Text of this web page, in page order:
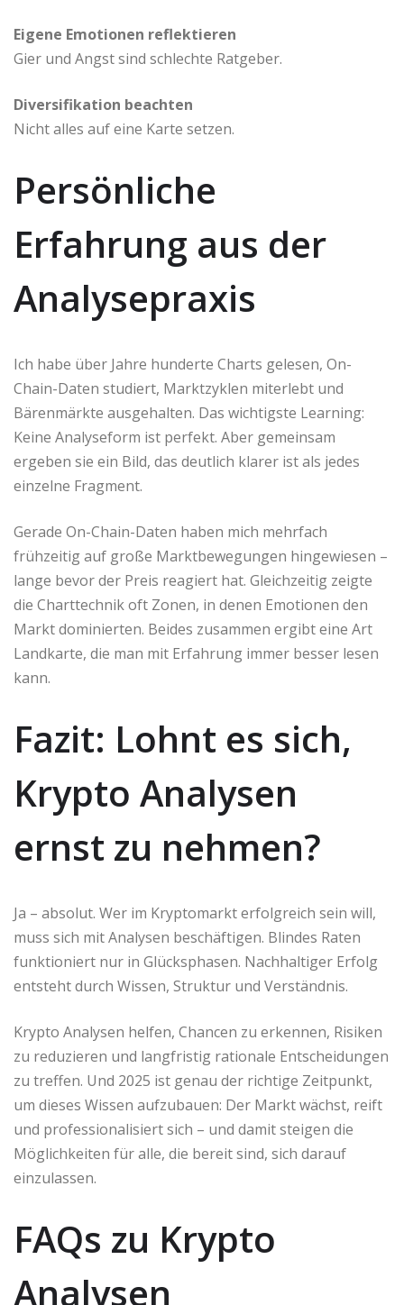
Eigene Emotionen reflektieren
Gier und Angst sind schlechte Ratgeber.
Diversifikation beachten
Nicht alles auf eine Karte setzen.
Persönliche
Erfahrung aus der
Analysepraxis
Ich habe über Jahre hunderte Charts gelesen, On-
Chain-Daten studiert, Marktzyklen miterlebt und
Bärenmärkte ausgehalten. Das wichtigste Learning:
Keine Analyseform ist perfekt. Aber gemeinsam
ergeben sie ein Bild, das deutlich klarer ist als jedes
einzelne Fragment.
Gerade On-Chain-Daten haben mich mehrfach
frühzeitig auf große Marktbewegungen hingewiesen –
lange bevor der Preis reagiert hat. Gleichzeitig zeigte
die Charttechnik oft Zonen, in denen Emotionen den
Markt dominierten. Beides zusammen ergibt eine Art
Landkarte, die man mit Erfahrung immer besser lesen
kann.
Fazit: Lohnt es sich,
Krypto Analysen
ernst zu nehmen?
Ja – absolut. Wer im Kryptomarkt erfolgreich sein will,
muss sich mit Analysen beschäftigen. Blindes Raten
funktioniert nur in Glücksphasen. Nachhaltiger Erfolg
entsteht durch Wissen, Struktur und Verständnis.
Krypto Analysen helfen, Chancen zu erkennen, Risiken
zu reduzieren und langfristig rationale Entscheidungen
zu treffen. Und 2025 ist genau der richtige Zeitpunkt,
um dieses Wissen aufzubauen: Der Markt wächst, reift
und professionalisiert sich – und damit steigen die
Möglichkeiten für alle, die bereit sind, sich darauf
einzulassen.
FAQs zu Krypto
Analysen